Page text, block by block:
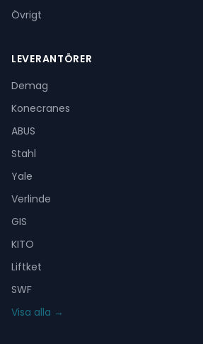
Övrigt
LEVERANTÖRER
Demag
Konecranes
ABUS
Stahl
Yale
Verlinde
GIS
KITO
Liftket
SWF
Visa alla →